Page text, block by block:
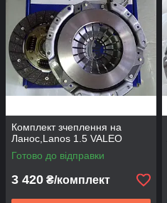
Комплект зчеплення на
Ланос,Lanos 1.5 VALEO
Готово до відправки
3 420 ₴/комплект